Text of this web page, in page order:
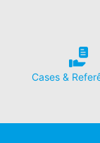
Cases &